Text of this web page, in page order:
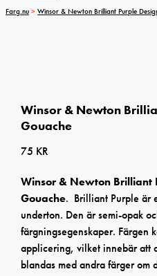
Farg.nu > Winsor & Newton Brilliant Purple
Winsor & Newton
Gouache
75 KR
Winsor & Newton Brilliant
Gouache. Brilliant Purple är
underton. Den är semi-opak
färgningsegenskaper. Färgen
applicering, vilket innebär att
blandas med andra färger om